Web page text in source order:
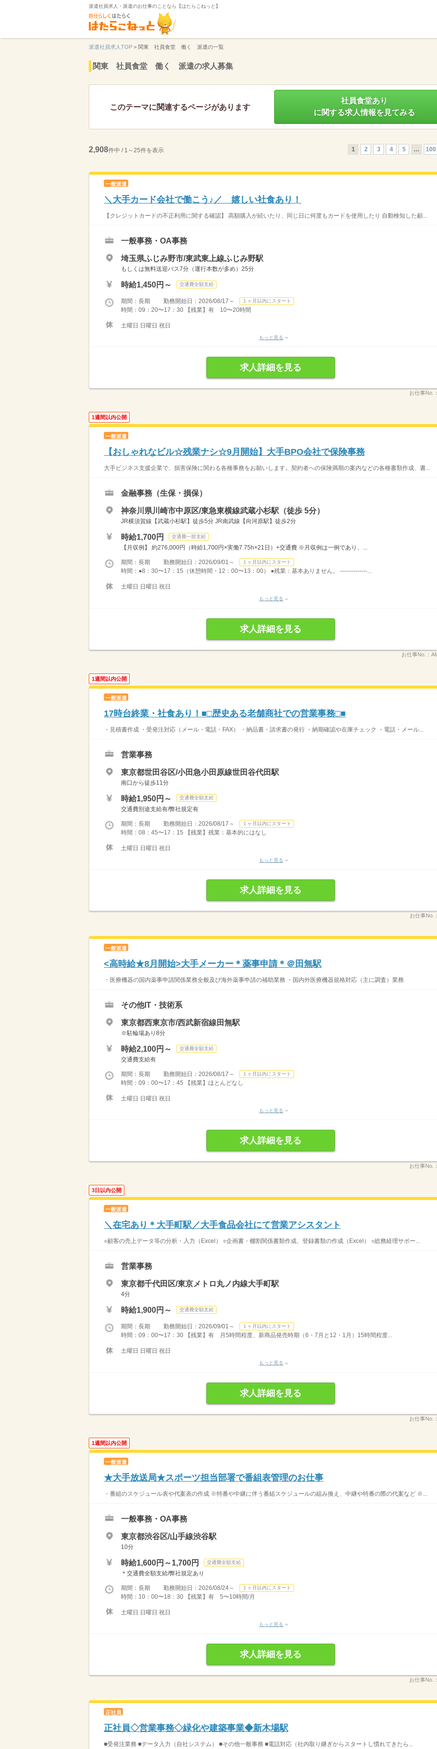
派遣社員求人・派遣のお仕事のことなら【はたらこねっと】
派遣社員求人TOP > 関東 社員食堂 働く 派遣の一覧
関東 社員食堂 働く 派遣の求人募集
このテーマに関連するページがあります
社員食堂あり
に関する求人情報を見てみる
2,908件中 / 1～25件を表示 1 2 3 4 5 … 100
一般派遣
＼大手カード会社で働こう♪／ 嬉しい社食あり！
【クレジットカードの不正利用に関する確認】 高額購入が続いたり、同じ日に何度もカードを使用したり 自動検知した顧...
一般事務・OA事務
埼玉県ふじみ野市/東武東上線ふじみ野駅
もしくは無料送迎バス7分（運行本数が多め）25分
時給1,450円～ 交通費全額支給
期間：長期 勤務開始日：2026/08/17～ １ヶ月以内にスタート
時間：09：20〜17：30 【残業】有 10〜20時間
土曜日 日曜日 祝日
もっと見る
求人詳細を見る
お仕事No.：
1週間以内公開
一般派遣
【おしゃれなビル☆残業ナシ☆9月開始】大手BPO会社で保険事務
大手ビジネス支援企業で、損害保険に関わる各種事務をお願いします。契約者への保険満期の案内などの各種書類作成、書...
金融事務（生保・損保）
神奈川県川崎市中原区/東急東横線武蔵小杉駅（徒歩 5分）
JR横須賀線【武蔵小杉駅】徒歩5分 JR南武線【向河原駅】徒歩2分
時給1,700円 交通費一部支給
【月収例】 約276,000円（時給1,700円×実働7.75h×21日）+交通費 ※月収例は一例であり、...
期間：長期 勤務開始日：2026/09/01～ １ヶ月以内にスタート
時間：●8：30〜17：15（休憩時間・12：00〜13：00） ●残業：基本ありません。 --------------...
土曜日 日曜日 祝日
もっと見る
求人詳細を見る
お仕事No.：
1週間以内公開
一般派遣
17時台終業・社食あり！■□歴史ある老舗商社での営業事務□■
・見積書作成 ・受発注対応（メール・電話・FAX） ・納品書・請求書の発行 ・納期確認や在庫チェック ・電話・メール...
営業事務
東京都世田谷区/小田急小田原線世田谷代田駅
南口から徒歩11分
時給1,950円～ 交通費全額支給
交通費別途支給有/弊社規定有
期間：長期 勤務開始日：2026/08/17～ １ヶ月以内にスタート
時間：08：45〜17：15 【残業】残業：基本的にはなし
土曜日 日曜日 祝日
もっと見る
求人詳細を見る
お仕事No.：
一般派遣
<高時給★8月開始>大手メーカー＊薬事申請＊＠田無駅
・医療機器の国内薬事申請関係業務全般及び海外薬事申請の補助業務 ・国内外医療機器規格対応（主に調査）業務
その他IT・技術系
東京都西東京市/西武新宿線田無駅
※駐輪場あり8分
時給2,100円～ 交通費全額支給
交通費支給有
期間：長期 勤務開始日：2026/08/17～ １ヶ月以内にスタート
時間：09：00〜17：45 【残業】ほとんどなし
土曜日 日曜日 祝日
もっと見る
求人詳細を見る
お仕事No.：
3日以内公開
一般派遣
＼在宅あり＊大手町駅／大手食品会社にて営業アシスタント
○顧客の売上データ等の分析・入力（Excel） ○企画書・棚割関係書類作成、登録書類の作成（Excel） ○総務経理サポー...
営業事務
東京都千代田区/東京メトロ丸ノ内線大手町駅
4分
時給1,900円～ 交通費全額支給
期間：長期 勤務開始日：2026/09/01～ １ヶ月以内にスタート
時間：09：00〜17：30 【残業】有 月5時間程度、新商品発売時期（6・7月と12・1月）15時間程度...
土曜日 日曜日 祝日
もっと見る
求人詳細を見る
お仕事No.：
1週間以内公開
一般派遣
★大手放送局★スポーツ担当部署で番組表管理のお仕事
・番組のスケジュール表や代案表の作成 ※特番や中継に伴う番組スケジュールの組み換え、中継や特番の際の代案など ※...
一般事務・OA事務
東京都渋谷区/山手線渋谷駅
10分
時給1,600円～1,700円 交通費全額支給
＊交通費全額支給/弊社規定あり
期間：長期 勤務開始日：2026/08/24～ １ヶ月以内にスタート
時間：10：00〜18：30 【残業】有 5〜10時間/月
土曜日 日曜日 祝日
もっと見る
求人詳細を見る
お仕事No.：
正社員
正社員◇営業事務◇緑化や建築事業◆新木場駅
■受発注業務 ■データ入力（自社システム） ■その他一般事務 ■電話対応（社内取り継ぎからスタートし慣れてきたら...